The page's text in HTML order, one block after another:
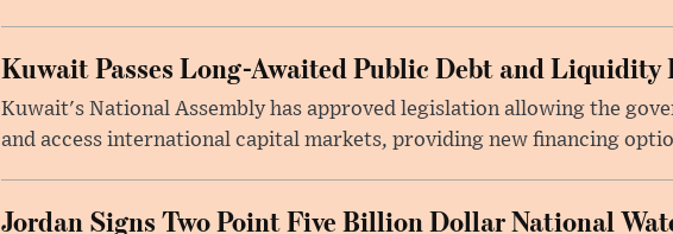
Kuwait Passes Long-Awaited Public Debt and Liquidity
Kuwait's National Assembly has approved legislation allowing the
and access international capital markets, providing new financing
Jordan Signs Two Point Five Billion Dollar National